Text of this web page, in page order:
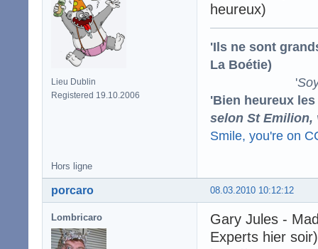
Lieu Dublin
Registered 19.10.2006
heureux)
'Ils ne sont
La Boétie)
'
'Bien heureux
selon St Emilion,
Smile, you're on
Hors ligne
08.03.2010 10:12:12
porcaro
Lombricaro
Gary Jules -
Experts hier soir)